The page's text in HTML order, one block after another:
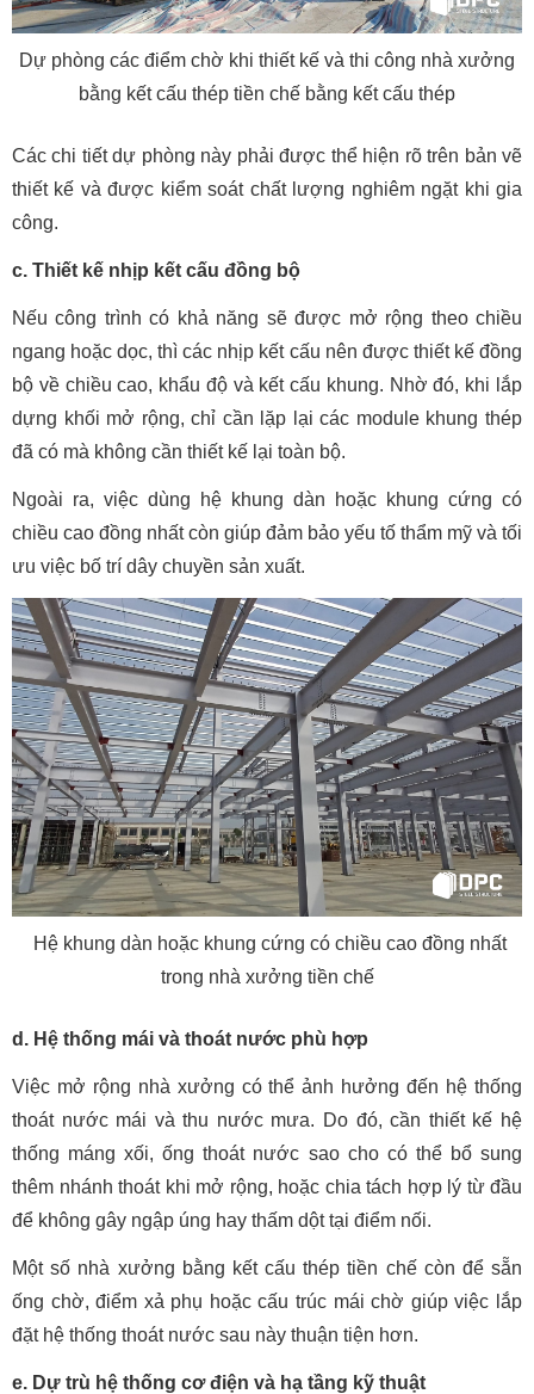
Dự phòng các điểm chờ khi thiết kế và thi công nhà xưởng
bằng kết cấu thép tiền chế bằng kết cấu thép
Các chi tiết dự phòng này phải được thể hiện rõ trên bản vẽ
thiết kế và được kiểm soát chất lượng nghiêm ngặt khi gia
công.
c. Thiết kế nhịp kết cấu đồng bộ
Nếu công trình có khả năng sẽ được mở rộng theo chiều
ngang hoặc dọc, thì các nhịp kết cấu nên được thiết kế đồng
bộ về chiều cao, khẩu độ và kết cấu khung. Nhờ đó, khi lắp
dựng khối mở rộng, chỉ cần lặp lại các module khung thép
đã có mà không cần thiết kế lại toàn bộ.
Ngoài ra, việc dùng hệ khung dàn hoặc khung cứng có
chiều cao đồng nhất còn giúp đảm bảo yếu tố thẩm mỹ và tối
ưu việc bố trí dây chuyền sản xuất.
Hệ khung dàn hoặc khung cứng có chiều cao đồng nhất
trong nhà xưởng tiền chế
d. Hệ thống mái và thoát nước phù hợp
Việc mở rộng nhà xưởng có thể ảnh hưởng đến hệ thống
thoát nước mái và thu nước mưa. Do đó, cần thiết kế hệ
thống máng xối, ống thoát nước sao cho có thể bổ sung
thêm nhánh thoát khi mở rộng, hoặc chia tách hợp lý từ đầu
để không gây ngập úng hay thấm dột tại điểm nối.
Một số nhà xưởng bằng kết cấu thép tiền chế còn để sẵn
ống chờ, điểm xả phụ hoặc cấu trúc mái chờ giúp việc lắp
đặt hệ thống thoát nước sau này thuận tiện hơn.
e. Dự trù hệ thống cơ điện và hạ tầng kỹ thuật